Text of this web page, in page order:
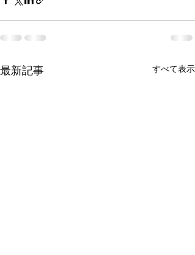
最新記事 すべて表示